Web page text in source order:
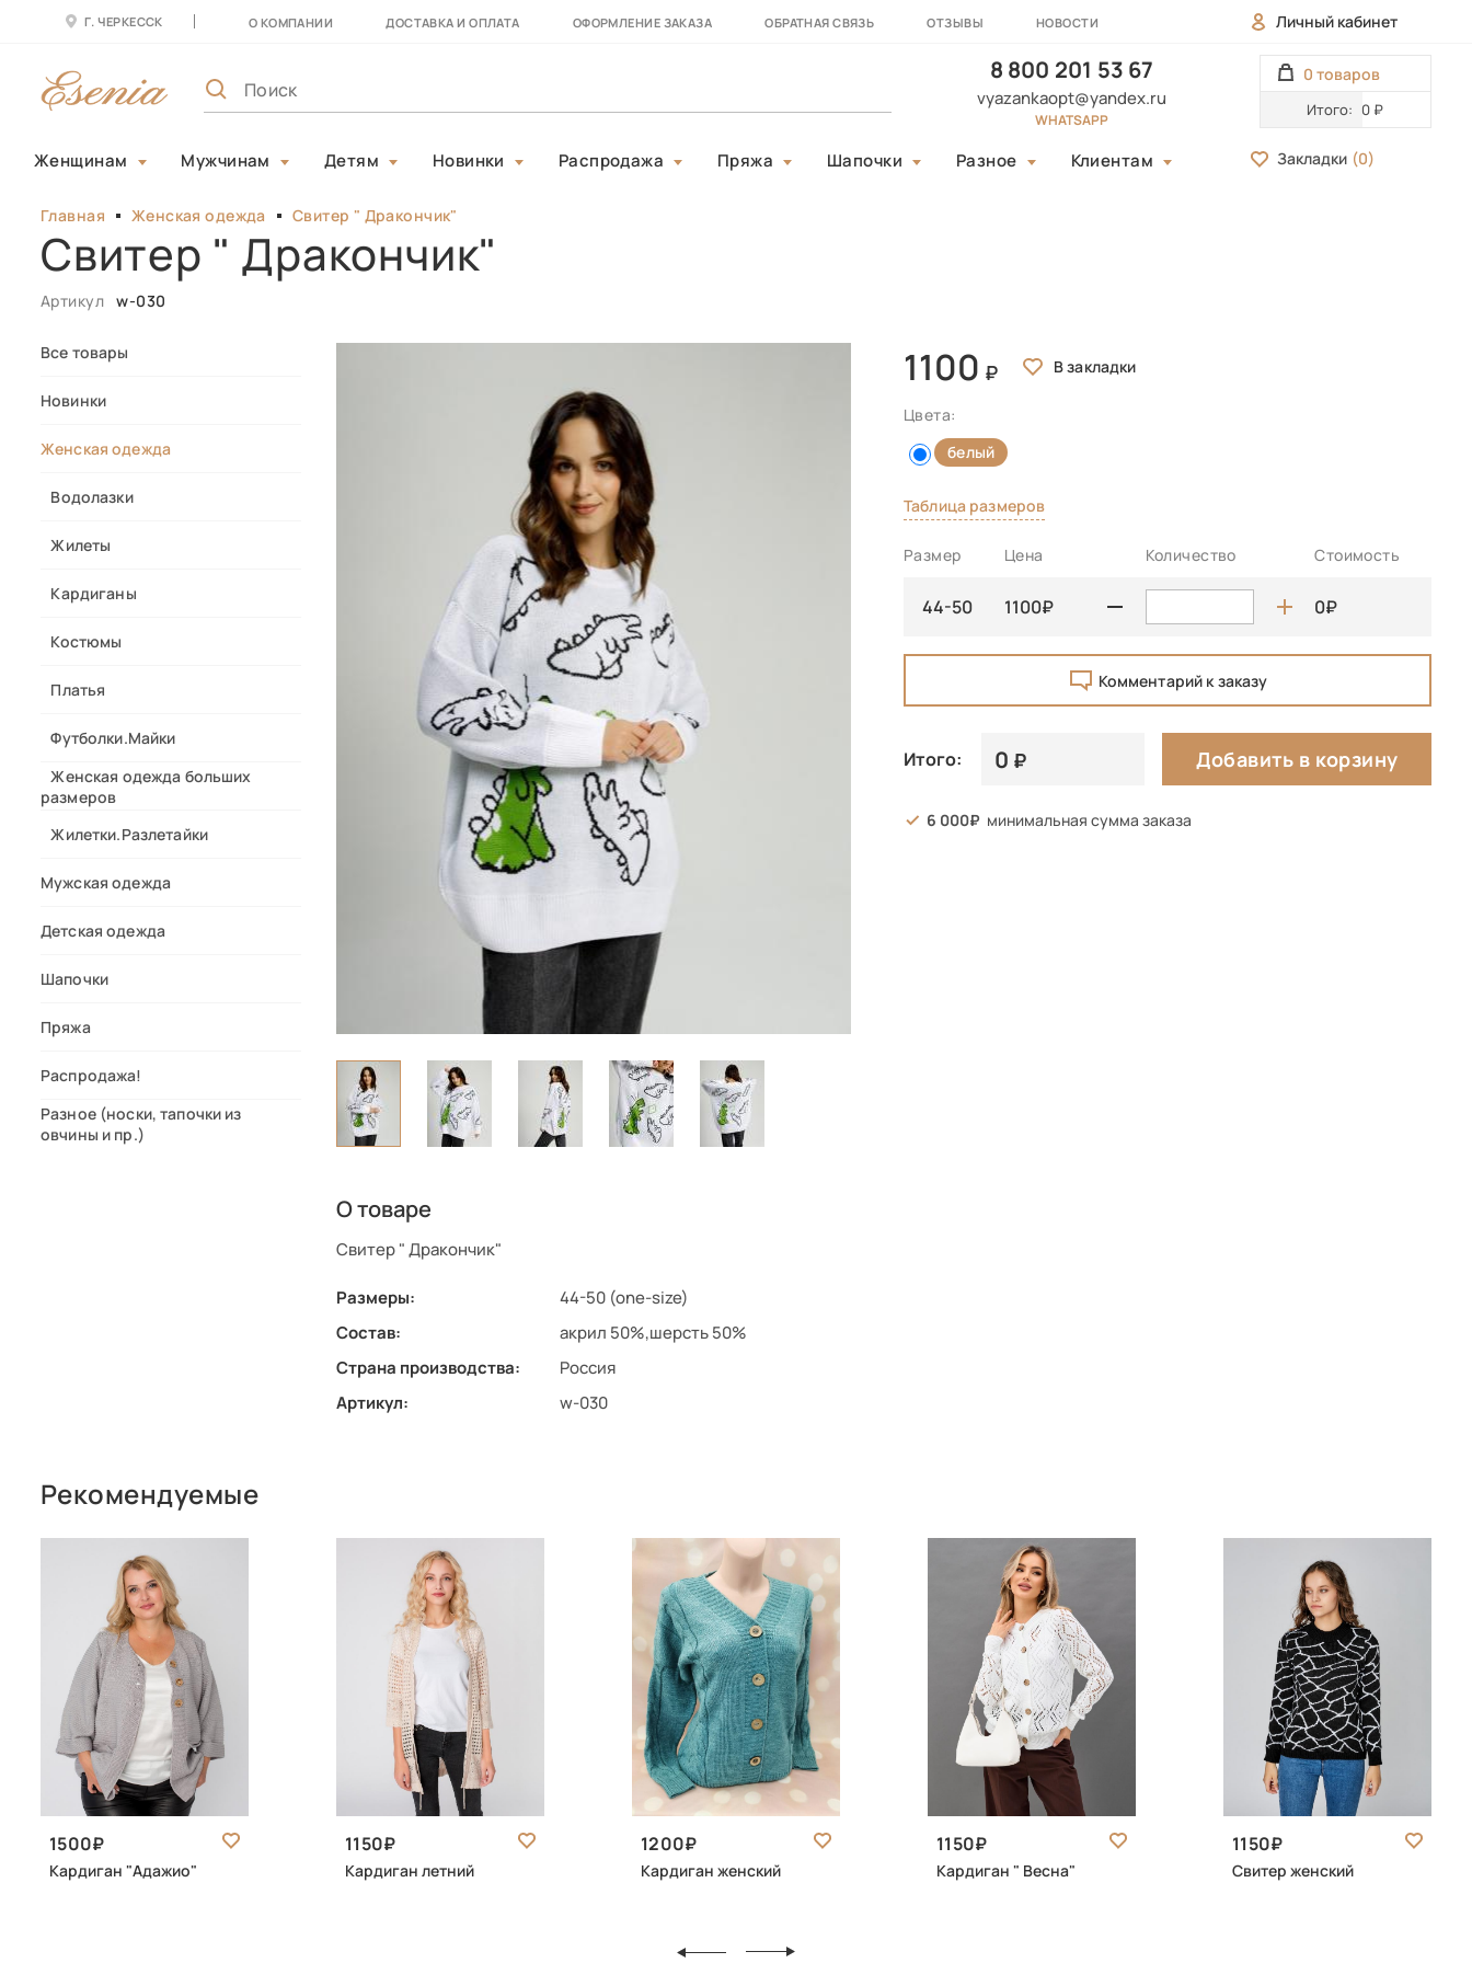
Г. ЧЕРКЕССК О КОМПАНИИ ДОСТАВКА И ОПЛАТА ОФОРМЛЕНИЕ ЗАКАЗА ОБРАТНАЯ СВЯЗЬ ОТЗЫВЫ НОВОСТИ Личный кабинет
8 800 201 53 67
vyazankaopt@yandex.ru
WHATSAPP
0 товаров
Итого: 0 ₽
Женщинам Мужчинам Детям Новинки Распродажа Пряжа Шапочки Разное Клиентам Закладки (0)
Главная Женская одежда Свитер " Дракончик"
Свитер " Дракончик"
Артикул w-030
Все товары
Новинки
Женская одежда
Водолазки
Жилеты
Кардиганы
Костюмы
Платья
Футболки.Майки
Женская одежда больших
размеров
Жилетки.Разлетайки
Мужская одежда
Детская одежда
Шапочки
Пряжа
Распродажа!
Разное (носки, тапочки из
овчины и пр.)
О товаре
Свитер " Дракончик"
Размеры:
44-50 (one-size)
Состав:
акрил 50%,шерсть 50%
Страна производства:
Россия
Артикул:
w-030
1100
Цвета:
белый
Таблица размеров
Размер Цена Количество Стоимость
44-50 1100 0
Комментарий к заказу
Итого: 0 Добавить в корзину
6 000 минимальная сумма заказа
Рекомендуемые
1500
Кардиган "Адажио"
1150
Кардиган летний
1200
Кардиган женский
1150
Кардиган " Весна"
1150
Свитер женский